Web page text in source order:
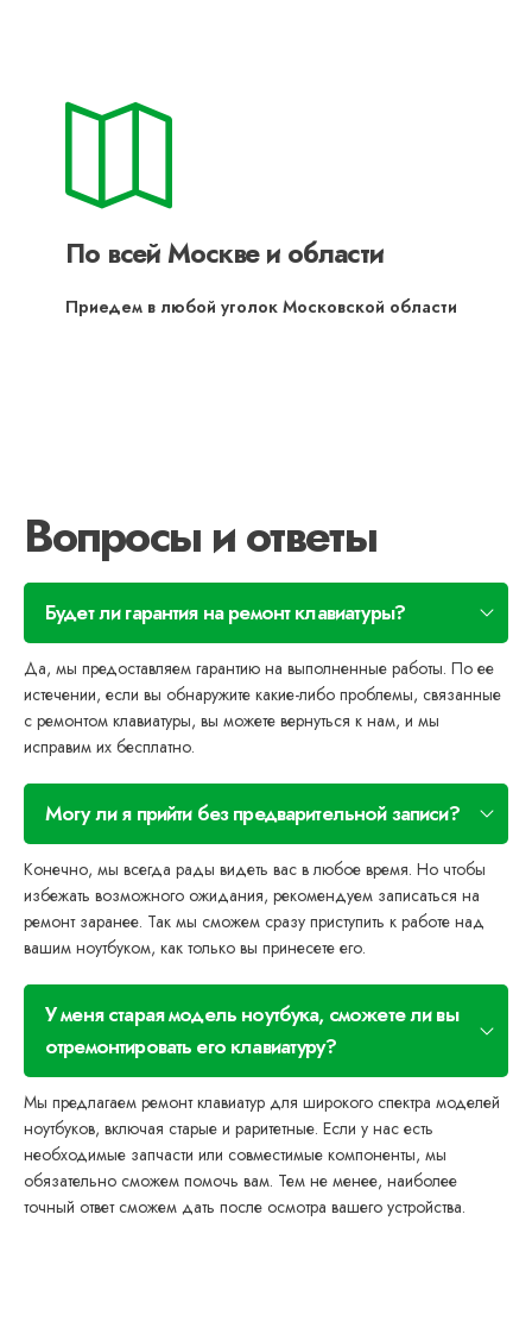
По всей Москве и области
Приедем в любой уголок Московской области
Вопросы и ответы
Будет ли гарантия на ремонт клавиатуры?
Да, мы предоставляем гарантию на выполненные работы. По ее
истечении, если вы обнаружите какие-либо проблемы, связанные
с ремонтом клавиатуры, вы можете вернуться к нам, и мы
исправим их бесплатно.
Могу ли я прийти без предварительной записи?
Конечно, мы всегда рады видеть вас в любое время. Но чтобы
избежать возможного ожидания, рекомендуем записаться на
ремонт заранее. Так мы сможем сразу приступить к работе над
вашим ноутбуком, как только вы принесете его.
У меня старая модель ноутбука, сможете ли вы
отремонтировать его клавиатуру?
Мы предлагаем ремонт клавиатур для широкого спектра моделей
ноутбуков, включая старые и раритетные. Если у нас есть
необходимые запчасти или совместимые компоненты, мы
обязательно сможем помочь вам. Тем не менее, наиболее
точный ответ сможем дать после осмотра вашего устройства.